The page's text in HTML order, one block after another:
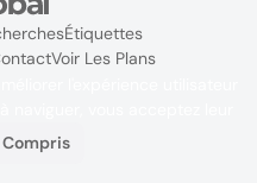
Étiquettes
Voir Les Plans
2024
naviguer, vous acceptez leur
Compris